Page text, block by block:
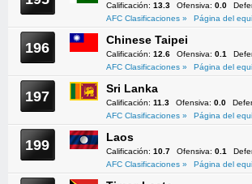
Calificación: 13.3 Ofensiva: 0.0
AFC Clasificaciones »
Página del
196 Chinese Taipei
Calificación: 12.6 Ofensiva: 0.1
AFC Clasificaciones »
Página del
197 Sri Lanka
Calificación: 11.3 Ofensiva: 0.0
AFC Clasificaciones »
Página del
199 Laos
Calificación: 10.7 Ofensiva: 0.1
AFC Clasificaciones »
Página del